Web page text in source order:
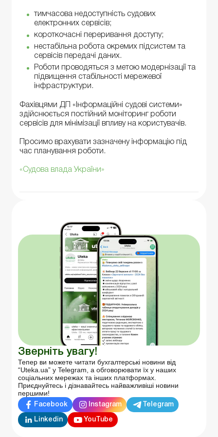
тимчасова недоступність судових
електронних сервісів;
короткочасні переривання доступу;
нестабільна робота окремих підсистем та
сервісів передачі даних.
Роботи проводяться з метою модернізації та
підвищення стабільності мережевої
інфраструктури.
Фахівцями ДП «Інформаційні судові системи»
здійснюється постійний моніторинг роботи
сервісів для мінімізації впливу на користувачів.
Просимо врахувати зазначену інформацію під
час планування роботи.
«Судова влада України»
Зверніть увагу!
Тепер ви можете читати бухгалтерські новини від
“Uteka.ua” у Telegram, а обговорювати їх у наших
соціальних мережах та інших платформах.
Приєднуйтесь і дізнавайтесь найважливіші новини
першими!
Facebook Instagram Telegram
Linkedin YouTube